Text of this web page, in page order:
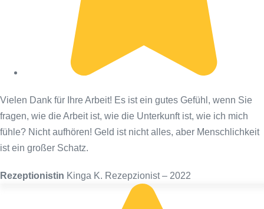
Vielen Dank für Ihre Arbeit! Es ist ein gutes Gefühl, wenn Sie
fragen, wie die Arbeit ist, wie die Unterkunft ist, wie ich mich
fühle? Nicht aufhören! Geld ist nicht alles, aber Menschlichkeit
ist ein großer Schatz.
Rezeptionistin Kinga K. Rezepzionist – 2022